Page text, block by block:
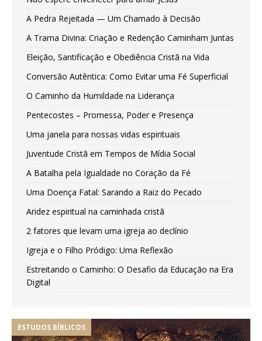
A Pedra Rejeitada — Um Chamado à Decisão
A Trama Divina: Criação e Redenção Caminham Juntas
Eleição, Santificação e Obediência Cristã na Vida
Conversão Autêntica: Como Evitar uma Fé Superficial
O Caminho da Humildade na Liderança
Pentecostes – Promessa, Poder e Presença
Uma janela para nossas vidas espirituais
Juventude Cristã em Tempos de Mídia Social
A Batalha pela Igualdade no Coração da Fé
Uma Doença Fatal: Sarando a Raiz do Pecado
Aridez espiritual na caminhada cristã
2 fatores que levam uma igreja ao declínio
Igreja e o Filho Pródigo: Uma Reflexão
Estreitando o Caminho: O Desafio da Educação na Era
Digital
ESTUDOS BÍBLICOS